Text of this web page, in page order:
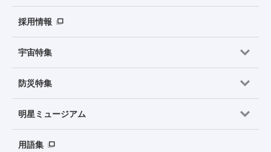
採用情報
宇宙特集
防災特集
明星ミュージアム
用語集